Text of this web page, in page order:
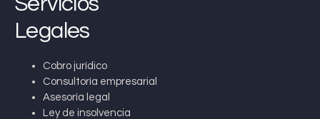
Legales
Cobro jurídico
Consultoría empresarial
Asesoría legal
Ley de insolvencia